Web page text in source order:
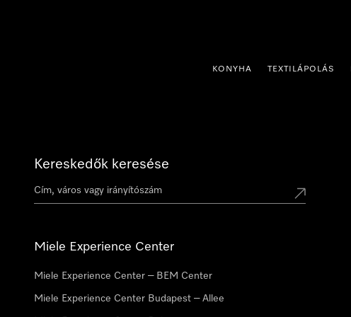
KONYHA TEXTILÁPOLÁS
Kereskedők keresése
Miele Experience Center
Miele Experience Center – BEM Center
Miele Experience Center Budapest – Allee